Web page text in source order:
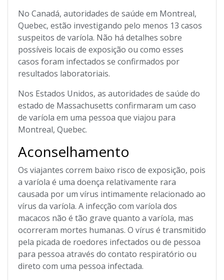
No Canadá, autoridades de saúde em Montreal,
Quebec, estão investigando pelo menos 13 casos
suspeitos de varíola. Não há detalhes sobre
possíveis locais de exposição ou como esses
casos foram infectados se confirmados por
resultados laboratoriais.
Nos Estados Unidos, as autoridades de saúde do
estado de Massachusetts confirmaram um caso
de varíola em uma pessoa que viajou para
Montreal, Quebec.
Aconselhamento
Os viajantes correm baixo risco de exposição, pois
a varíola é uma doença relativamente rara
causada por um vírus intimamente relacionado ao
vírus da varíola. A infecção com varíola dos
macacos não é tão grave quanto a varíola, mas
ocorreram mortes humanas. O vírus é transmitido
pela picada de roedores infectados ou de pessoa
para pessoa através do contato respiratório ou
direto com uma pessoa infectada.